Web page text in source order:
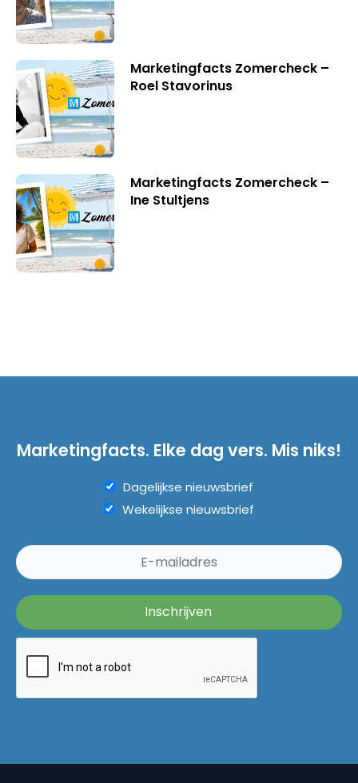
Marketingfacts Zomercheck –
Roel Stavorinus
Marketingfacts Zomercheck –
Ine Stultjens
Marketingfacts. Elke dag vers. Mis niks!
Dagelijkse nieuwsbrief
Wekelijkse nieuwsbrief